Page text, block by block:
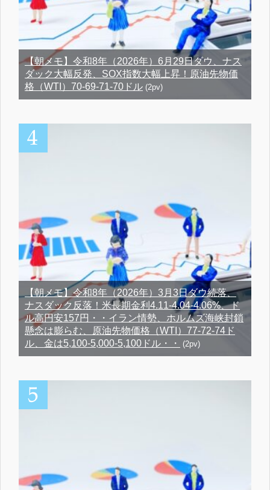
【朝メモ】令和8年（2026年）6月29日ダウ、ナス
ダック大幅反発、SOX指数大幅上昇！原油先物価
格（WTI）70-69-71-70ドル (2pv)
【朝メモ】令和8年（2026年）3月3日ダウ続落、
ナスダック反落！米長期金利4.11-4.04-4.06%、ド
ル高円安157円・・イラン情勢、ホルムズ海峡封鎖
懸念は膨らむ、原油先物価格（WTI）77-72-74ド
ル、金は5,100-5,000-5,100ドル・・
(2pv)